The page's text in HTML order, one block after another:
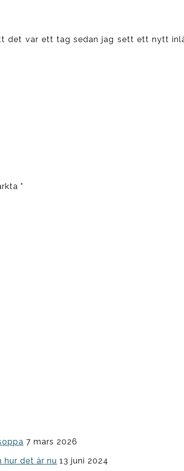
det var ett tag sedan jag sett ett nytt
*
7 mars 2026
hur det är nu 13 juni 2024